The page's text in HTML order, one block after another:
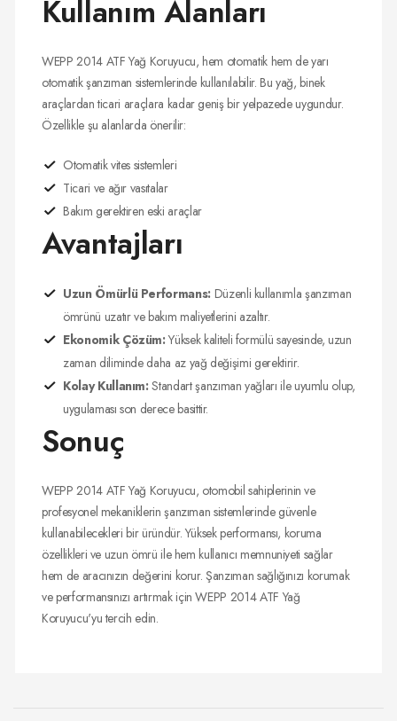
Kullanım Alanları
WEPP 2014 ATF Yağ Koruyucu, hem otomatik hem de yarı
otomatik şanzıman sistemlerinde kullanılabilir. Bu yağ, binek
araçlardan ticari araçlara kadar geniş bir yelpazede uygundur.
Özellikle şu alanlarda önerilir:
Otomatik vites sistemleri
Ticari ve ağır vasıtalar
Bakım gerektiren eski araçlar
Avantajları
Uzun Ömürlü Performans: Düzenli kullanımla şanzıman
ömrünü uzatır ve bakım maliyetlerini azaltır.
Ekonomik Çözüm:Yüksek kaliteli formülü sayesinde, uzun
zaman diliminde daha az yağ değişimi gerektirir.
Kolay Kullanım: Standart şanzıman yağları ile uyumlu olup,
uygulaması son derece basittir.
Sonuç
WEPP 2014 ATF Yağ Koruyucu, otomobil sahiplerinin ve
profesyonel mekaniklerin şanzıman sistemlerinde güvenle
kullanabilecekleri bir üründür. Yüksek performansı, koruma
özellikleri ve uzun ömrü ile hem kullanıcı memnuniyeti sağlar
hem de aracınızın değerini korur. Şanzıman sağlığınızı korumak
ve performansınızı artırmak için WEPP 2014 ATF Yağ
Koruyucu'yu tercih edin.